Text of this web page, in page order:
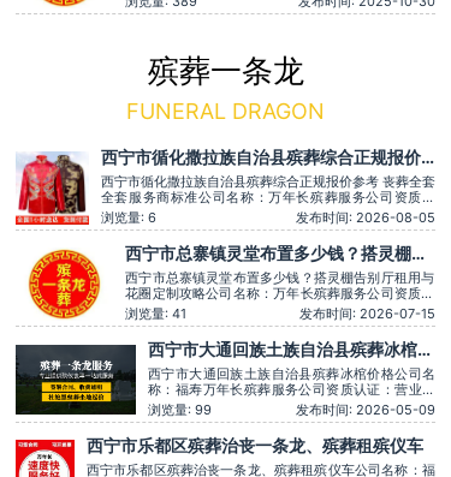
户评价：灵堂布置庄严，音乐选择也很贴切。主营服
用车、火化预约，下葬安葬礼
殡葬一条龙
FUNERAL DRAGON
西宁市循化撒拉族自治县殡葬综合正规报价
参考 丧葬全套全套服务商标准
西宁市循化撒拉族自治县殡葬综合正规报价参考 丧葬全套
全套服务商标准公司名称：万年长殡葬服务公司资质认
证：营业执照认证服务理念：客户至上，服务至上服务时
间：全天在线主营服务：殡葬服务-灵堂布置-丧葬一条
龙-殡仪车出租-白事服务-灵车接运-殡葬用品-长途跨省殡
葬用车-下葬安葬礼仪服务，殡仪一条龙服务服务特色：
墓地
浏览量: 6 发布时间: 2026-08-05
西宁市总寨镇灵堂布置多少钱？搭灵棚告
别厅租用与花圈定制攻略
西宁市总寨镇灵堂布置多少钱？搭灵棚告别厅租用与
花圈定制攻略公司名称：万年长殡葬服务公司资质认
证：营业执照认证服务理念：客户至上，服务至上服
务时间：全天在线主营服务：殡葬服务-灵堂布置-丧
葬一条龙-殡仪车出租-白事服务-灵车接运-殡葬用品-
长途跨省殡葬用车-下葬安葬礼仪服务，殡仪一条龙
服务服务特色：墓地销售转
浏览量: 41 发布时间: 2026-07-15
西宁市大通回族土族自治县殡葬冰棺价
格
西宁市大通回族土族自治县殡葬冰棺价格公司名
称：福寿万年长殡葬服务公司资质认证：营业执
照认证服务理念：客户至上，服务至上服务时
间：全天在线用户评价：丧事一条龙服务顺畅，
解答耐心细致。主营服务：殡葬服务、灵堂布
置、丧葬一条龙、殡仪车出租、白事服务、灵车
接运、殡葬用品、长途跨省殡葬用车、火化预
浏览量: 99 发布时间: 2026-05-09
西宁市乐都区殡葬治丧一条龙、殡葬租殡仪车
西宁市乐都区殡葬治丧一条龙、殡葬租殡仪车公司名称：福